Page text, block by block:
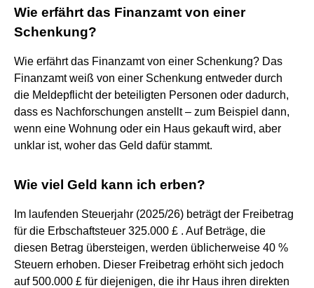
Wie erfährt das Finanzamt von einer
Schenkung?
Wie erfährt das Finanzamt von einer Schenkung? Das
Finanzamt weiß von einer Schenkung entweder durch
die Meldepflicht der beteiligten Personen oder dadurch,
dass es Nachforschungen anstellt – zum Beispiel dann,
wenn eine Wohnung oder ein Haus gekauft wird, aber
unklar ist, woher das Geld dafür stammt.
Wie viel Geld kann ich erben?
Im laufenden Steuerjahr (2025/26) beträgt der Freibetrag
für die Erbschaftsteuer 325.000 £ . Auf Beträge, die
diesen Betrag übersteigen, werden üblicherweise 40 %
Steuern erhoben. Dieser Freibetrag erhöht sich jedoch
auf 500.000 £ für diejenigen, die ihr Haus ihren direkten